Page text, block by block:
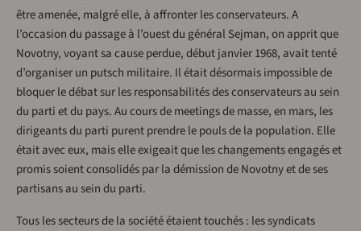
être amenée, malgré elle, à affronter les conservateurs. A
l’occasion du passage à l’ouest du général Sejman, on apprit que
Novotny, voyant sa cause perdue, début janvier 1968, avait tenté
d’organiser un putsch militaire. Il était désormais impossible de
bloquer le débat sur les responsabilités des conservateurs au sein
du parti et du pays. Au cours de meetings de masse, en mars, les
dirigeants du parti purent prendre le pouls de la population. Elle
était avec eux, mais elle exigeait que les changements engagés et
promis soient consolidés par la démission de Novotny et de ses
partisans au sein du parti.
Tous les secteurs de la société étaient touchés : les syndicats